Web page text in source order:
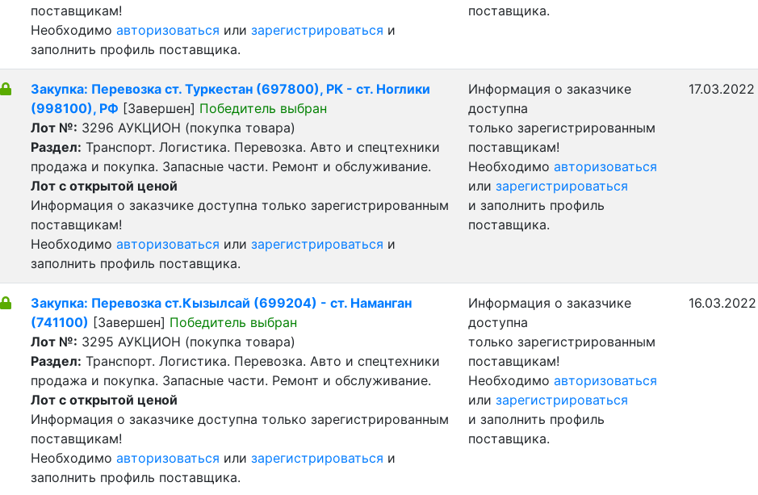
поставщикам!
Необходимо авторизоваться или зарегистрироваться и
заполнить профиль поставщика.
поставщика.
Закупка: Перевозка ст. Туркестан (697800), РК - ст. Ноглики
(998100), РФ [Завершен] Победитель выбран
Лот №: 3296 АУКЦИОН (покупка товара)
Раздел: Транспорт. Логистика. Перевозка. Авто и спецтехники
продажа и покупка. Запасные части. Ремонт и обслуживание.
Лот с открытой ценой
Информация о заказчике доступна только зарегистрированным
поставщикам!
Необходимо авторизоваться или зарегистрироваться и
заполнить профиль поставщика.
Информация о заказчике
доступна
только зарегистрированным
поставщикам!
Необходимо авторизоваться
или зарегистрироваться
и заполнить профиль
поставщика.
Закупка: Перевозка ст.Кызылсай (699204) - ст. Наманган
(741100) [Завершен] Победитель выбран
Лот №: 3295 АУКЦИОН (покупка товара)
Раздел: Транспорт. Логистика. Перевозка. Авто и спецтехники
продажа и покупка. Запасные части. Ремонт и обслуживание.
Лот с открытой ценой
Информация о заказчике доступна только зарегистрированным
поставщикам!
Необходимо авторизоваться или зарегистрироваться и
заполнить профиль поставщика.
Информация о заказчике
доступна
только зарегистрированным
поставщикам!
Необходимо авторизоваться
или зарегистрироваться
и заполнить профиль
поставщика.